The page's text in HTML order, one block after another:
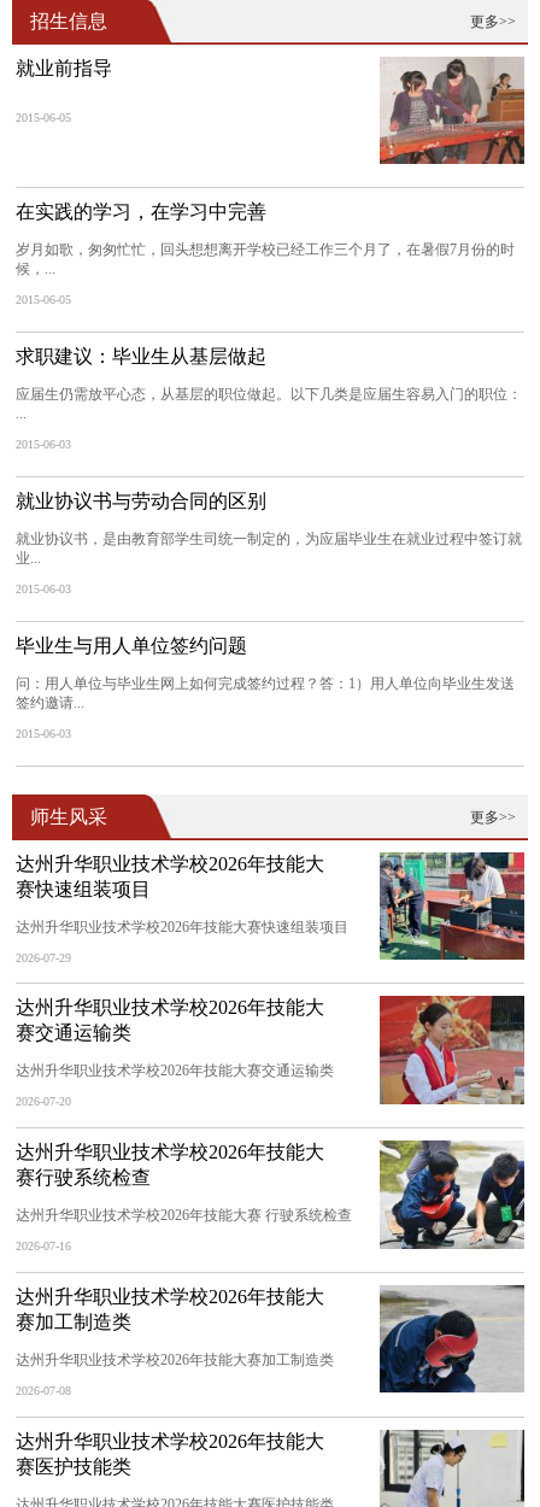
更多>>
招生信息
就业前指导
2015-06-05
在实践的学习，在学习中完善
岁月如歌，匆匆忙忙，回头想想离开学校已经工作三个月了，在暑假7月份的时
候，...
2015-06-05
求职建议：毕业生从基层做起
应届生仍需放平心态，从基层的职位做起。以下几类是应届生容易入门的职位：
...
2015-06-03
就业协议书与劳动合同的区别
就业协议书，是由教育部学生司统一制定的，为应届毕业生在就业过程中签订就
业...
2015-06-03
毕业生与用人单位签约问题
问：用人单位与毕业生网上如何完成签约过程？答：1）用人单位向毕业生发送
签约邀请...
2015-06-03
更多>>
师生风采
达州升华职业技术学校2026年技能大
赛快速组装项目
达州升华职业技术学校2026年技能大赛快速组装项目
2026-07-29
达州升华职业技术学校2026年技能大
赛交通运输类
达州升华职业技术学校2026年技能大赛交通运输类
2026-07-20
达州升华职业技术学校2026年技能大
赛行驶系统检查
达州升华职业技术学校2026年技能大赛 行驶系统检查
2026-07-16
达州升华职业技术学校2026年技能大
赛加工制造类
达州升华职业技术学校2026年技能大赛加工制造类
2026-07-08
达州升华职业技术学校2026年技能大
赛医护技能类